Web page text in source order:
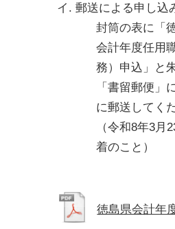
郵送による申し込
封筒の表に「
会計年度任用
務）申込」と
「書留郵便」
に郵送してく
（令和8年3月
着のこと）
徳島県会計年